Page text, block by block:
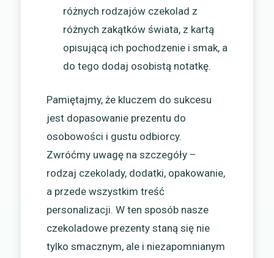
różnych rodzajów czekolad z
różnych zakątków świata, z kartą
opisującą ich pochodzenie i smak, a
do tego dodaj osobistą notatkę.
Pamiętajmy, że kluczem do sukcesu
jest dopasowanie prezentu do
osobowości i gustu odbiorcy.
Zwróćmy uwagę na szczegóły –
rodzaj czekolady, dodatki, opakowanie,
a przede wszystkim treść
personalizacji. W ten sposób nasze
czekoladowe prezenty staną się nie
tylko smacznym, ale i niezapomnianym